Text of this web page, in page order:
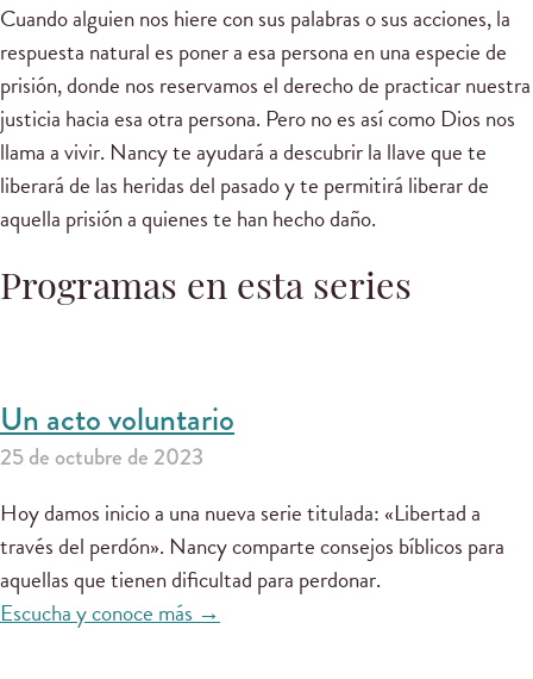
Cuando alguien nos hiere con sus palabras o sus acciones, la
respuesta natural es poner a esa persona en una especie de
prisión, donde nos reservamos el derecho de practicar nuestra
justicia hacia esa otra persona. Pero no es así como Dios nos
llama a vivir. Nancy te ayudará a descubrir la llave que te
liberará de las heridas del pasado y te permitirá liberar de
aquella prisión a quienes te han hecho daño.
Programas en esta series
Un acto voluntario
25 de octubre de 2023
Hoy damos inicio a una nueva serie titulada: «Libertad a
través del perdón». Nancy comparte consejos bíblicos para
aquellas que tienen dificultad para perdonar.
Escucha y conoce más →